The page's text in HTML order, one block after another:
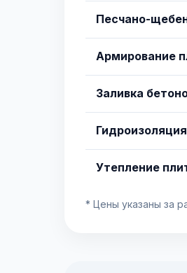
Песчано-
Армирование
Заливка
Утепление
* Цены указаны за